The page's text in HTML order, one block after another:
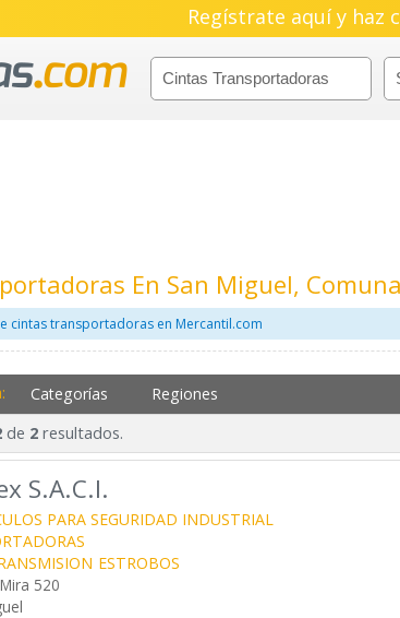
Regístrate aquí y haz
En San Miguel,
cintas transportadoras en Mercantil.com
Categorías Regiones
de 2resultados.
S.A.C.I.
PARA SEGURIDAD INDUSTRIAL
ESTROBOS
520